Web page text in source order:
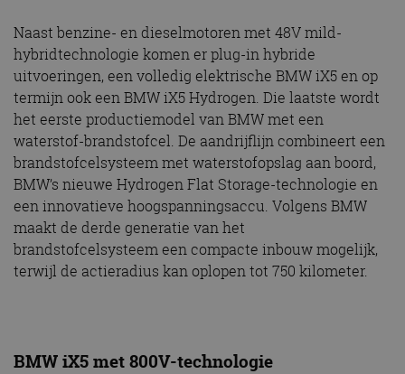
Naast benzine- en dieselmotoren met 48V mild-
hybridtechnologie komen er plug-in hybride
uitvoeringen, een volledig elektrische BMW iX5 en op
termijn ook een BMW iX5 Hydrogen. Die laatste wordt
het eerste productiemodel van BMW met een
waterstof-brandstofcel. De aandrijflijn combineert een
brandstofcelsysteem met waterstofopslag aan boord,
BMW’s nieuwe Hydrogen Flat Storage-technologie en
een innovatieve hoogspanningsaccu. Volgens BMW
maakt de derde generatie van het
brandstofcelsysteem een compacte inbouw mogelijk,
terwijl de actieradius kan oplopen tot 750 kilometer.
BMW iX5 met 800V-technologie